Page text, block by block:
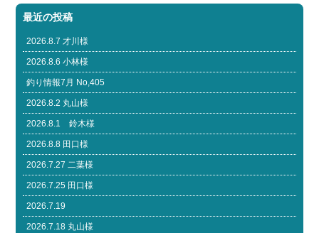
最近の投稿
2026.8.7 才川様
2026.8.6 小林様
釣り情報7月 No,405
2026.8.2 丸山様
2026.8.1 鈴木様
2026.8.8 田口様
2026.7.27 二葉様
2026.7.25 田口様
2026.7.19
2026.7.18 丸山様